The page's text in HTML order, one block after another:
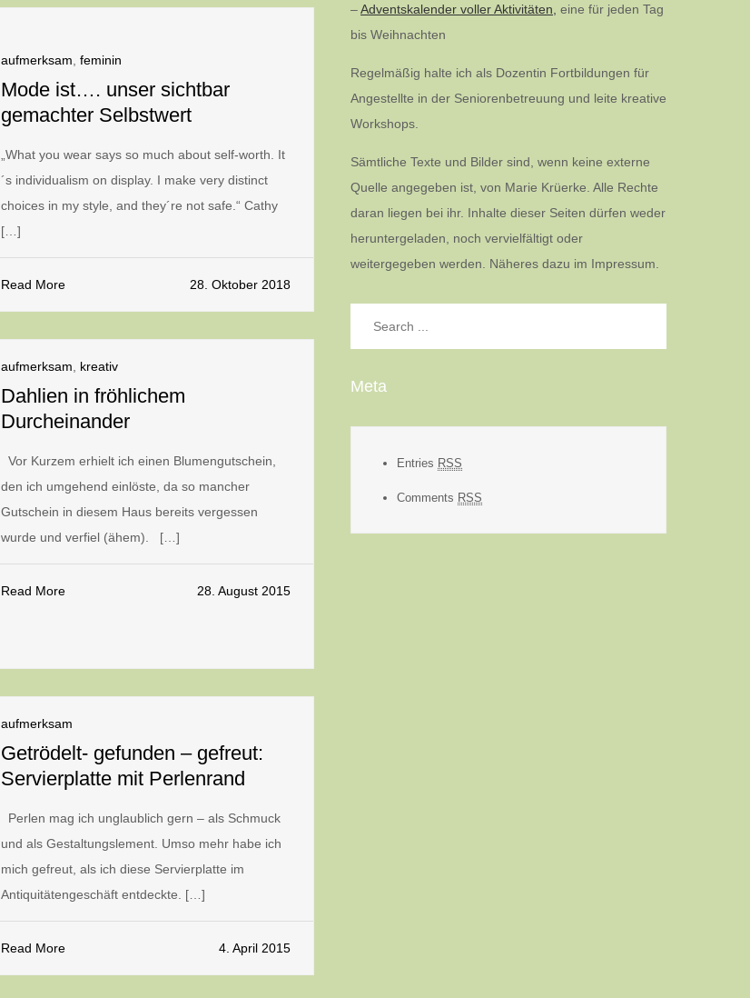
aufmerksam feminin
Mode ist…. unser sichtbar
gemachter Selbstwert
„What you wear says so much about self-worth. It
´s individualism on display. I make very distinct
choices in my style, and they´re not safe.“ Cathy
[…]
Read More 28. Oktober 2018
aufmerksam kreativ
Dahlien in fröhlichem
Durcheinander
Vor Kurzem erhielt ich einen Blumengutschein,
den ich umgehend einlöste, da so mancher
Gutschein in diesem Haus bereits vergessen
wurde und verfiel (ähem). […]
Read More 28. August 2015
aufmerksam
Getrödelt- gefunden – gefreut:
Servierplatte mit Perlenrand
Perlen mag ich unglaublich gern – als Schmuck
und als Gestaltungslement. Umso mehr habe ich
mich gefreut, als ich diese Servierplatte im
Antiquitätengeschäft entdeckte. […]
Read More 4. April 2015
–Adventskalender voller Aktivitäten, eine für jeden Tag
bis Weihnachten
Regelmäßig halte ich als Dozentin Fortbildungen für
Angestellte in der Seniorenbetreuung und leite kreative
Workshops.
Sämtliche Texte und Bilder sind, wenn keine externe
Quelle angegeben ist, von Marie Krüerke. Alle Rechte
daran liegen bei ihr. Inhalte dieser Seiten dürfen weder
heruntergeladen, noch vervielfältigt oder
weitergegeben werden. Näheres dazu im Impressum.
Meta
Entries RSS
Comments RSS